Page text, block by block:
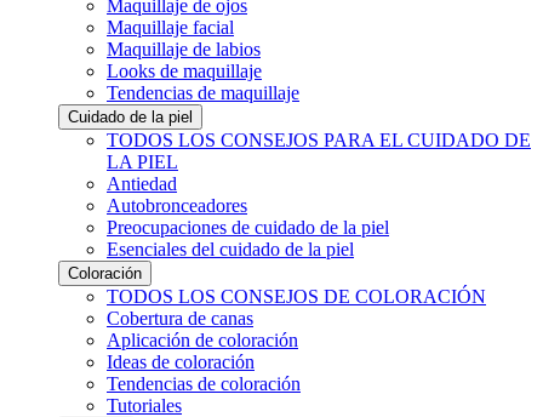
Maquillaje de ojos
Maquillaje facial
Maquillaje de labios
Looks de maquillaje
Tendencias de maquillaje
Cuidado de la piel
TODOS LOS CONSEJOS PARA EL CUIDADO DE
LA PIEL
Antiedad
Autobronceadores
Preocupaciones de cuidado de la piel
Esenciales del cuidado de la piel
Coloración
TODOS LOS CONSEJOS DE COLORACIÓN
Cobertura de canas
Aplicación de coloración
Ideas de coloración
Tendencias de coloración
Tutoriales